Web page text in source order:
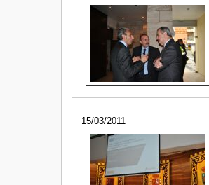
15/03/2011